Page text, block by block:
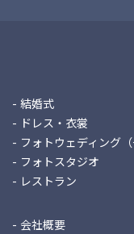
結婚式
ドレス・衣裳
フォトウェディング（
フォトスタジオ
レストラン
会社概要